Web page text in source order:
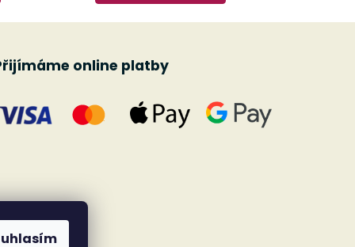
online platby